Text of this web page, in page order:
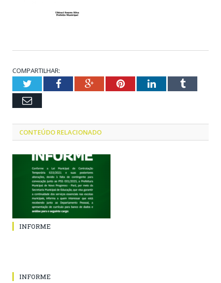
COMPARTILHAR:
TwitterFacebookGoogle+PinterestLinkedInTumblr
Email
CONTEÚDO RELACIONADO
INFORME
INFORME